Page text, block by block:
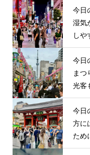
今日
湿気
しや
今日
まつ
光客
今日
方に
ため